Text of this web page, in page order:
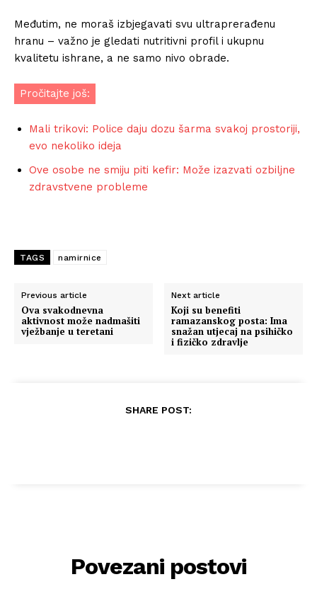
Međutim, ne moraš izbjegavati svu ultraprerađenu
hranu – važno je gledati nutritivni profil i ukupnu
kvalitetu ishrane, a ne samo nivo obrade.
Pročitajte još:
Mali trikovi: Police daju dozu šarma svakoj prostoriji,
evo nekoliko ideja
Ove osobe ne smiju piti kefir: Može izazvati ozbiljne
zdravstvene probleme
TAGS namirnice
Previous article
Ova svakodnevna
aktivnost može nadmašiti
vježbanje u teretani
Next article
Koji su benefiti
ramazanskog posta: Ima
snažan utjecaj na psihičko
i fizičko zdravlje
SHARE POST:
Povezani postovi